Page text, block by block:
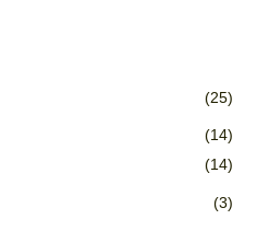
(25)
(14)
(14)
(3)